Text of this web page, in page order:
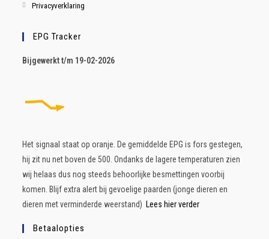
Privacyverklaring
EPG Tracker
Bijgewerkt t/m 19-02-2026
Het signaal staat op oranje. De gemiddelde EPG is fors gestegen,
hij zit nu net boven de 500. Ondanks de lagere temperaturen zien
wij helaas dus nog steeds behoorlijke besmettingen voorbij
komen. Blijf extra alert bij gevoelige paarden (jonge dieren en
dieren met verminderde weerstand) Lees hier verder
Betaalopties